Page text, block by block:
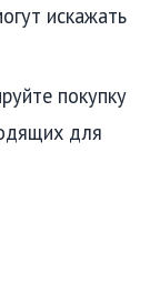
искажать
покупку
для